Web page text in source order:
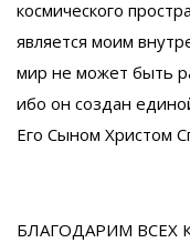
космического
является моим
мир не может быть
ибо он создан
Его Сыном Христом
БЛАГОДАРИМ ВСЕХ